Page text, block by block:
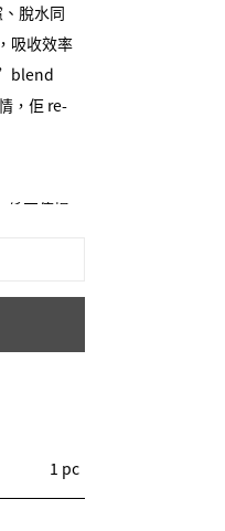
脫水同
吸收效率
”blend
，佢 re-
係不停搵
，佢令
係好事，
呢個極
1 pc